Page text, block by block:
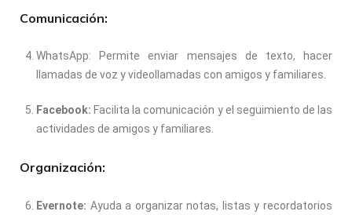
Comunicación:
WhatsApp: Permite enviar mensajes de texto, hacer
llamadas de voz y videollamadas con amigos y familiares.
Facebook: Facilita la comunicación y el seguimiento de las
actividades de amigos y familiares.
Organización:
Evernote: Ayuda a organizar notas, listas y recordatorios